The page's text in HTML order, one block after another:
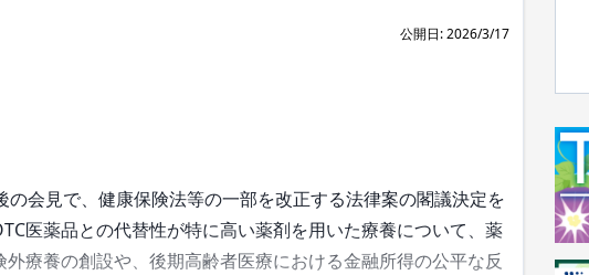
公開日: 2026/3/17
会見で、健康保険法等の一部を改正する法律案の閣議決定を
医薬品との代替性が特に高い薬剤を用いた療養について、薬
療養の創設や、後期高齢者医療における金融所得の公平な反